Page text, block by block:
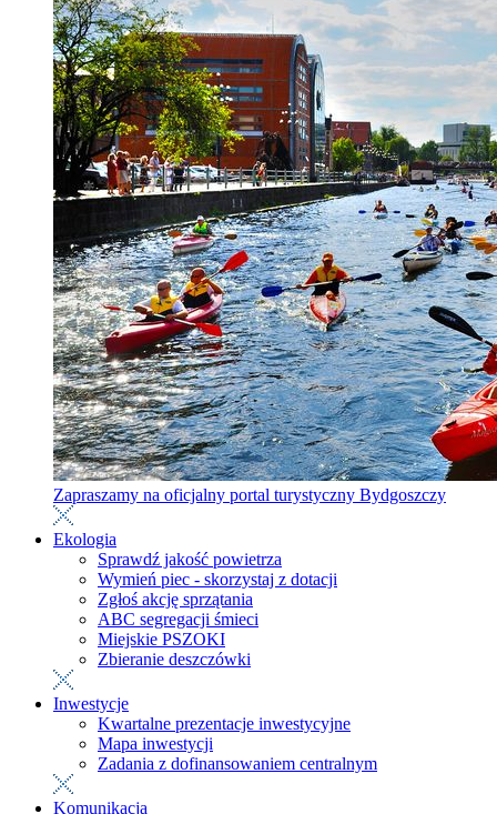
Zapraszamy na oficjalny portal turystyczny Bydgoszczy
Ekologia
Sprawdź jakość powietrza
Wymień piec - skorzystaj z dotacji
Zgłoś akcję sprzątania
ABC segregacji śmieci
Miejskie PSZOKI
Zbieranie deszczówki
Inwestycje
Kwartalne prezentacje inwestycyjne
Mapa inwestycji
Zadania z dofinansowaniem centralnym
Komunikacja